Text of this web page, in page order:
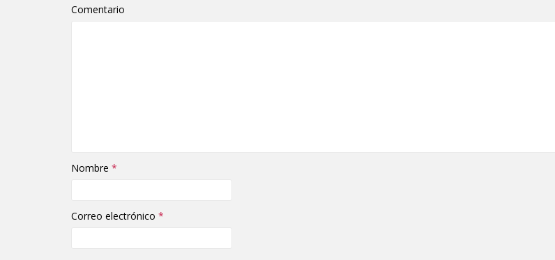
Comentario
Nombre *
Correo electrónico *